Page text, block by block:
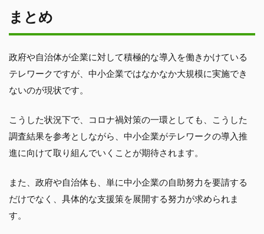
まとめ
政府や自治体が企業に対して積極的な導入を働きかけている
テレワークですが、中小企業ではなかなか大規模に実施でき
ないのが現状です。
こうした状況下で、コロナ禍対策の一環としても、こうした
調査結果を参考としながら、中小企業がテレワークの導入推
進に向けて取り組んでいくことが期待されます。
また、政府や自治体も、単に中小企業の自助努力を要請する
だけでなく、具体的な支援策を展開する努力が求められま
す。